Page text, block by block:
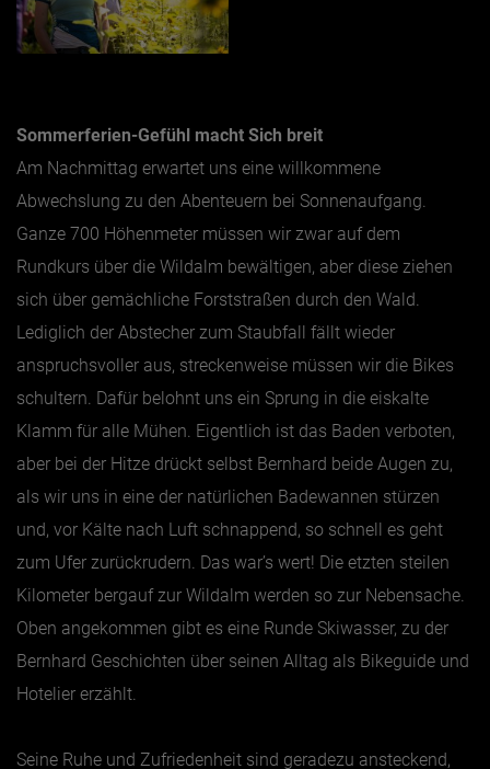
Sommerferien-Gefühl macht Sich breit
Am Nachmittag erwartet uns eine willkommene
Abwechslung zu den Abenteuern bei Sonnenaufgang.
Ganze 700 Höhenmeter müssen wir zwar auf dem
Rundkurs über die Wildalm bewältigen, aber diese ziehen
sich über gemächliche Forststraßen durch den Wald.
Lediglich der Abstecher zum Staubfall fällt wieder
anspruchsvoller aus, streckenweise müssen wir die Bikes
schultern. Dafür belohnt uns ein Sprung in die eiskalte
Klamm für alle Mühen. Eigentlich ist das Baden verboten,
aber bei der Hitze drückt selbst Bernhard beide Augen zu,
als wir uns in eine der natürlichen Badewannen stürzen
und, vor Kälte nach Luft schnappend, so schnell es geht
zum Ufer zurückrudern. Das war’s wert! Die etzten steilen
Kilometer bergauf zur Wildalm werden so zur Nebensache.
Oben angekommen gibt es eine Runde Skiwasser, zu der
Bernhard Geschichten über seinen Alltag als Bikeguide und
Hotelier erzählt.
Seine Ruhe und Zufriedenheit sind geradezu ansteckend,